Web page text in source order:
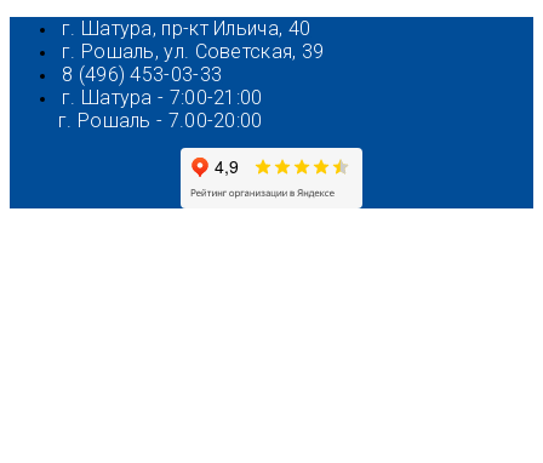
Перейти
содержимому
г. Шатура, пр-кт Ильича, 40
г. Рошаль, ул. Советская, 39
8 (496) 453-03-33
г. Шатура - 7:00-21:00
г. Рошаль - 7.00-20:00